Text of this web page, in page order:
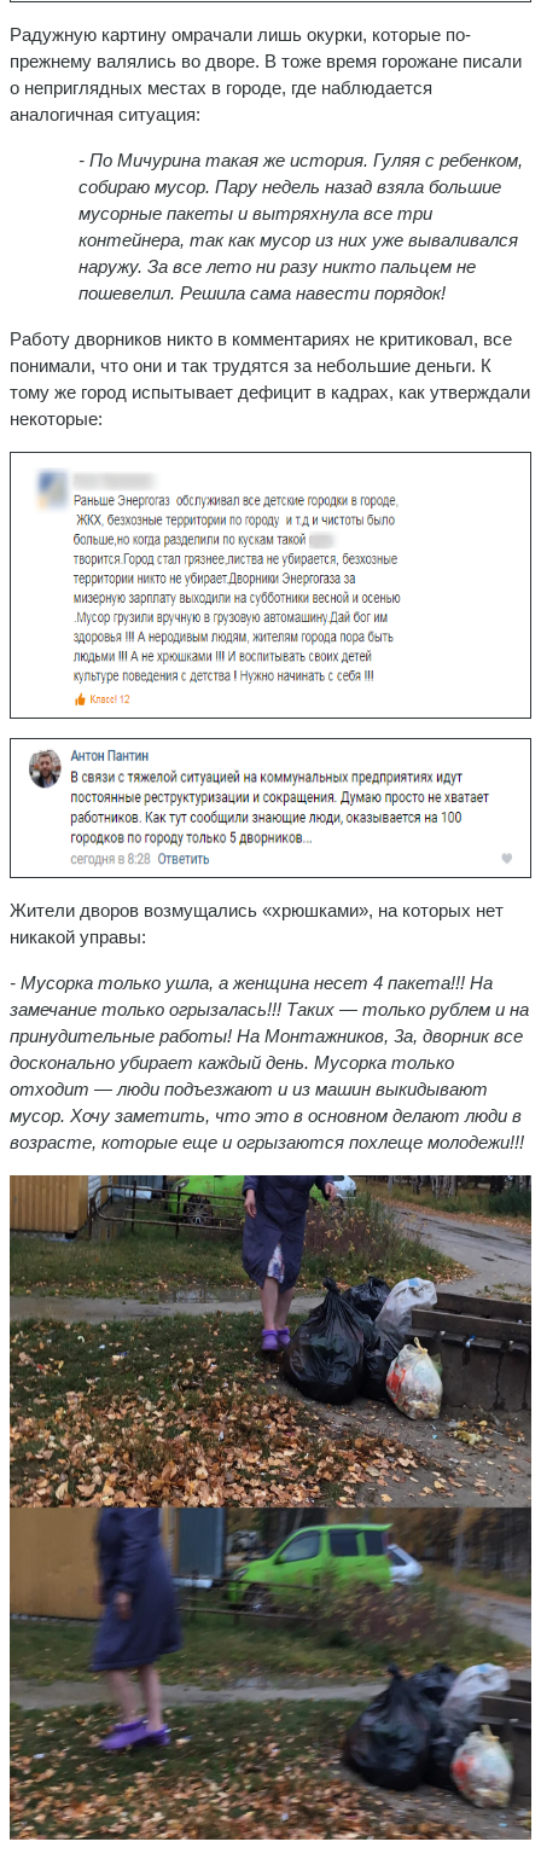
Радужную картину омрачали лишь окурки, которые по-
прежнему валялись во дворе. В тоже время горожане писали
о неприглядных местах в городе, где наблюдается
аналогичная ситуация:
- По Мичурина такая же история. Гуляя с ребенком,
собираю мусор. Пару недель назад взяла большие
мусорные пакеты и вытряхнула все три
контейнера, так как мусор из них уже вываливался
наружу. За все лето ни разу никто пальцем не
пошевелил. Решила сама навести порядок!
Работу дворников никто в комментариях не критиковал, все
понимали, что они и так трудятся за небольшие деньги. К
тому же город испытывает дефицит в кадрах, как утверждали
некоторые:
Жители дворов возмущались «хрюшками», на которых нет
никакой управы:
- Мусорка только ушла, а женщина несет 4 пакета!!! На
замечание только огрызалась!!! Таких — только рублем и на
принудительные работы! На Монтажников, 3а, дворник все
досконально убирает каждый день. Мусорка только
отходит — люди подъезжают и из машин выкидывают
мусор. Хочу заметить, что это в основном делают люди в
возрасте, которые еще и огрызаются похлеще молодежи!!!